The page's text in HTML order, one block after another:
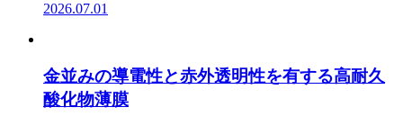
2026.07.01
金並みの導電性と赤外透明性を有する高耐久
酸化物薄膜